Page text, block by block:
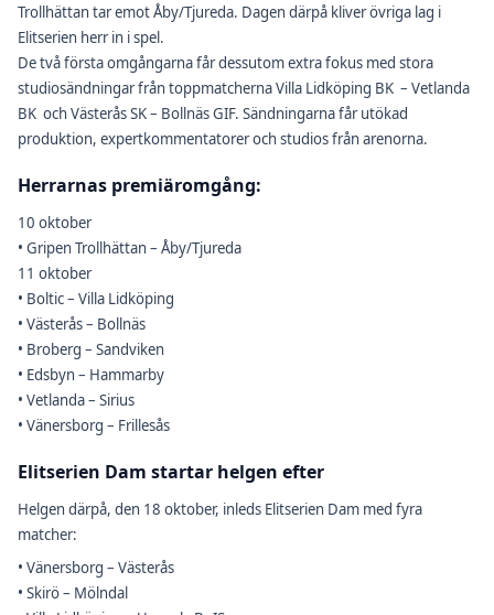
Trollhättan tar emot Åby/Tjureda. Dagen därpå kliver övriga lag i
Elitserien herr in i spel.
De två första omgångarna får dessutom extra fokus med stora
studiosändningar från toppmatcherna Villa Lidköping BK – Vetlanda
BK och Västerås SK – Bollnäs GIF. Sändningarna får utökad
produktion, expertkommentatorer och studios från arenorna.
Herrarnas premiäromgång:
10 oktober
• Gripen Trollhättan – Åby/Tjureda
11 oktober
• Boltic – Villa Lidköping
• Västerås – Bollnäs
• Broberg – Sandviken
• Edsbyn – Hammarby
• Vetlanda – Sirius
• Vänersborg – Frillesås
Elitserien Dam startar helgen efter
Helgen därpå, den 18 oktober, inleds Elitserien Dam med fyra
matcher:
• Vänersborg – Västerås
• Skirö – Mölndal